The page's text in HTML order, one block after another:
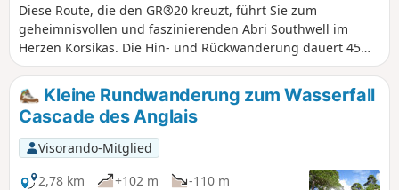
Diese Route, die den GR®20 kreuzt, führt Sie zum
geheimnisvollen und faszinierenden Abri Southwell im
Herzen Korsikas. Die Hin- und Rückwanderung dauert 45
Minuten. Es handelt sich um eine eher leichte bis
mittelschwere Wanderung im Schatten, ideal für einen
Familienausflug.
Kleine Rundwanderung zum Wasserfall
Cascade des Anglais
Visorando-Mitglied
2,78 km
+102 m
-110 m